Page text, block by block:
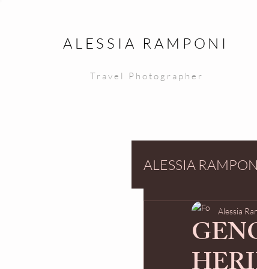
ALESSIA RAMPONI
Travel Photographer
ALESSIA
Alessia